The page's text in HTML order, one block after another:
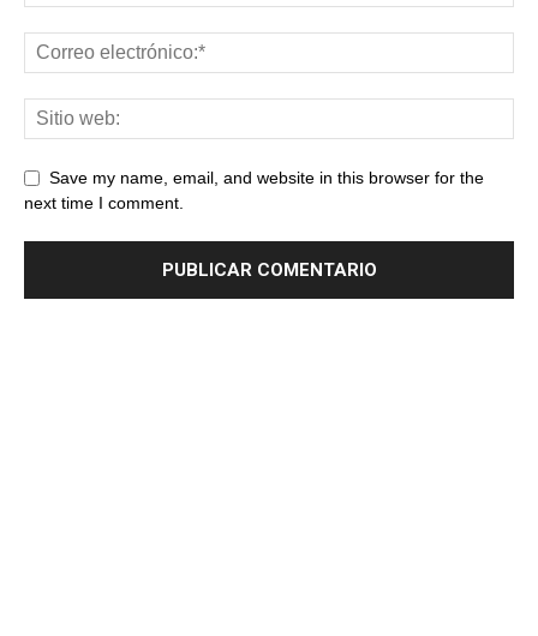
Save my name, email, and website in this browser for the
next time I comment.